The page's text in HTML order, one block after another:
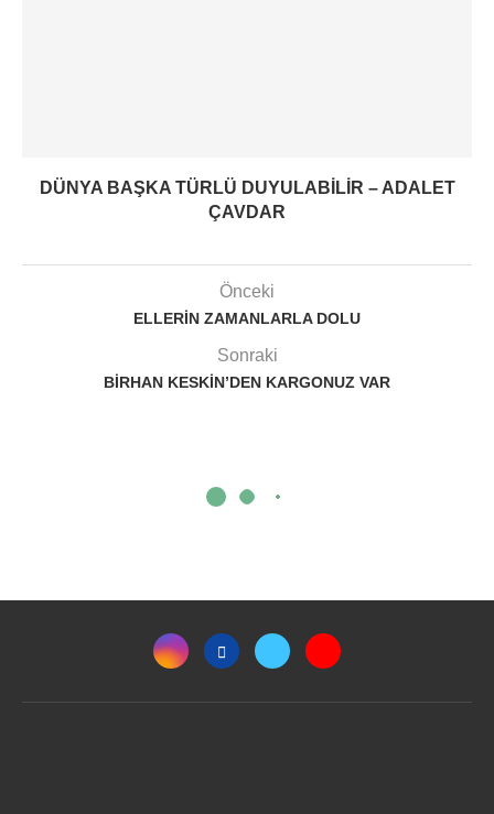
DÜNYA BAŞKA TÜRLÜ DUYULABILIR – ADALET
ÇAVDAR
Önceki
ELLERIN ZAMANLARLA DOLU
Sonraki
BIRHAN KESKIN’DEN KARGONUZ VAR